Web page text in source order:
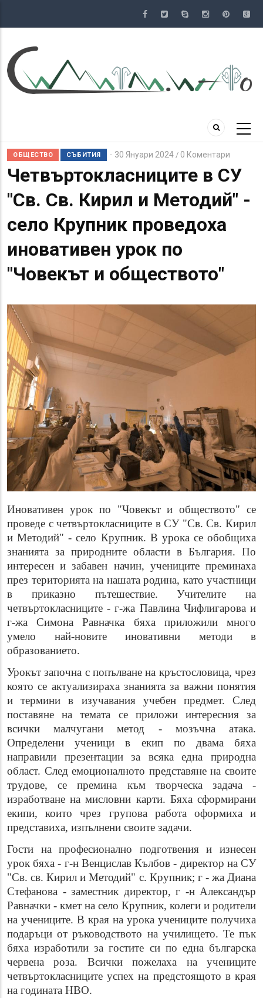
съдържание
ОБЩЕСТВО СЪБИТИЯ 30 Януари 2024/ 0 Коментари
Четвъртокласниците в СУ
"Св. Св. Кирил и Методий" -
село Крупник проведоха
иновативен урок по
"Човекът и обществото"
Иновативен урок по "Човекът и обществото" се
проведе с четвъртокласниците в СУ "Св. Св. Кирил
и Методий" - село Крупник. В урока се обобщиха
знанията за природните области в България. По
интересен и забавен начин, учениците преминаха
през територията на нашата родина, като участници
в приказно пътешествие. Учителите на
четвъртокласниците - г-жа Павлина Чифлигарова и
г-жа Симона Равначка бяха приложили много
умело най-новите иновативни методи в
образованието.
Урокът започна с попълване на кръстословица, чрез
която се актуализираха знанията за важни понятия
и термини в изучавания учебен предмет. След
поставяне на темата се приложи интересния за
всички малчугани метод - мозъчна атака.
Определени ученици в екип по двама бяха
направили презентации за всяка една природна
област. След емоционалното представяне на своите
трудове, се премина към творческа задача -
изработване на мисловни карти. Бяха сформирани
екипи, които чрез групова работа оформиха и
представиха, изпълнени своите задачи.
Гости на професионално подготвения и изнесен
урок бяха - г-н Венцислав Кълбов - директор на СУ
"Св. св. Кирил и Методий" с. Крупник; г - жа Диана
Стефанова - заместник директор, г -н Александър
Равначки - кмет на село Крупник, колеги и родители
на учениците. В края на урока учениците получиха
подаръци от ръководството на училището. Те пък
бяха изработили за гостите си по една българска
червена роза. Всички пожелаха на учениците
четвъртокласниците успех на предстоящото в края
на годината НВО.